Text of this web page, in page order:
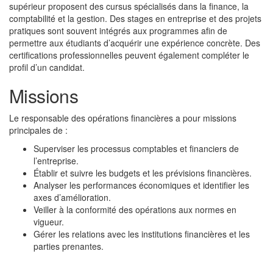
supérieur proposent des cursus spécialisés dans la finance, la
comptabilité et la gestion. Des stages en entreprise et des projets
pratiques sont souvent intégrés aux programmes afin de
permettre aux étudiants d’acquérir une expérience concrète. Des
certifications professionnelles peuvent également compléter le
profil d’un candidat.
Missions
Le responsable des opérations financières a pour missions
principales de :
Superviser les processus comptables et financiers de
l’entreprise.
Établir et suivre les budgets et les prévisions financières.
Analyser les performances économiques et identifier les
axes d’amélioration.
Veiller à la conformité des opérations aux normes en
vigueur.
Gérer les relations avec les institutions financières et les
parties prenantes.